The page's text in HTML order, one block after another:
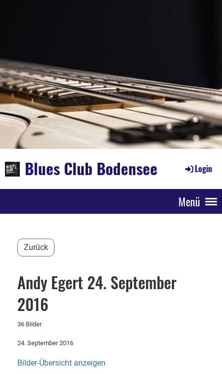
Blues Club Bodensee Login
Menü
Zurück
Andy Egert 24. September
2016
36 Bilder
24. September 2016
Bilder-Übersicht anzeigen